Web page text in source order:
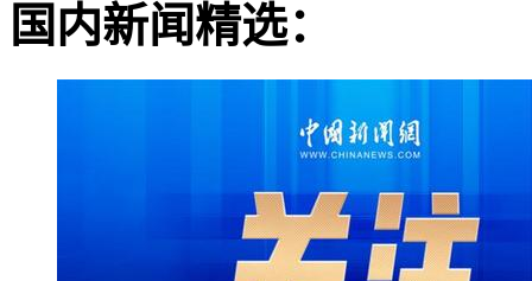
国内新闻精选：